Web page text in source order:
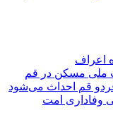
قم احداث می‌شود
وفاداری امت